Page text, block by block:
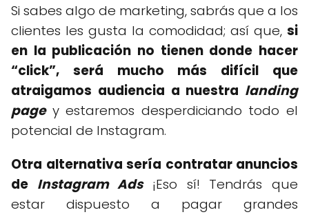
Si sabes algo de marketing, sabrás que a los
clientes les gusta la comodidad; así que, si
en la publicación no tienen donde hacer
“click”, será mucho más difícil que
atraigamos audiencia a nuestra landing
pagey estaremos desperdiciando todo el
potencial de Instagram.
Otra alternativa sería contratar anuncios
de Instagram Ads¡Eso sí! Tendrás que
estar dispuesto a pagar grandes